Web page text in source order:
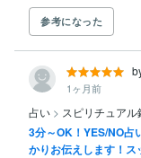
参考になった
1ヶ月前
占い > スピリチュアル
3分～OK！YES/NO占
かりお伝えします！